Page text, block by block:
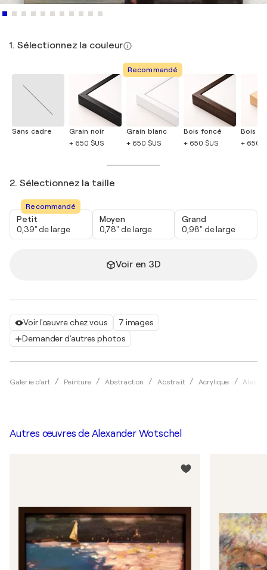
Voir l'œuvre chez vous
7 images
Demander d'autres photos
Galerie d'art Peinture Abstraction Abstrait Acrylique
1. Sélectionnez la couleur
Sans cadre
Grain noir
+ 650 $US
Recommandé
Grain blanc
+ 650 $US
Bois foncé
+ 650 $US
Bois
+ 650
2. Sélectionnez la taille
Recommandé
Petit
0,39" de large
Moyen
0,78" de large
Grand
0,98" de large
Voir en 3D
Autres œuvres de Alexander Wotschel